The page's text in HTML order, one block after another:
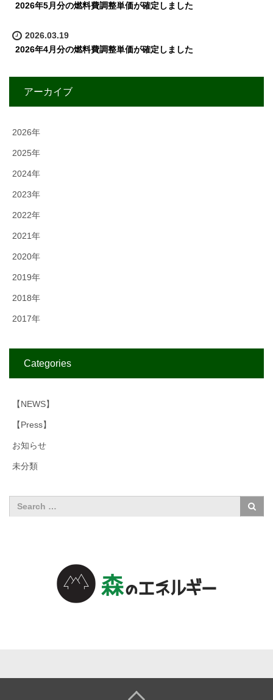
2026年5月分の燃料費調整単価が確定しました
2026.03.19
2026年4月分の燃料費調整単価が確定しました
アーカイブ
2026年
2025年
2024年
2023年
2022年
2021年
2020年
2019年
2018年
2017年
Categories
【NEWS】
【Press】
お知らせ
未分類